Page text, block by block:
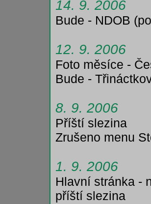
14. 9. 2006
Bude - NDOB
12. 9. 2006
Foto měsíce -
Bude -
8. 9. 2006
Příští slezina
Zrušeno menu
1. 9. 2006
Hlavní stránka -
příští slezina